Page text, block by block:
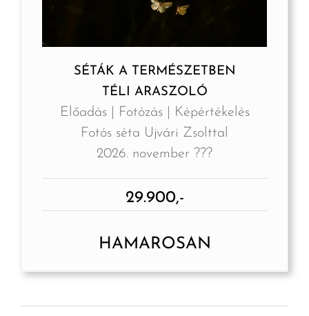
SÉTÁK A TERMÉSZETBEN
TÉLI ARASZOLÓ
Előadás | Fotózás | Képértékelés
Fotós séta Ujvári Zsolttal
2026. november ???
29.900,-
HAMAROSAN